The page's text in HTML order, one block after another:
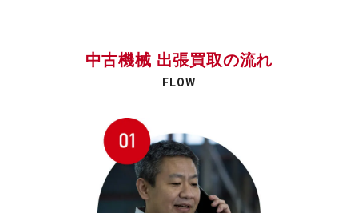
中古機械 出張買取の流れ
FLOW